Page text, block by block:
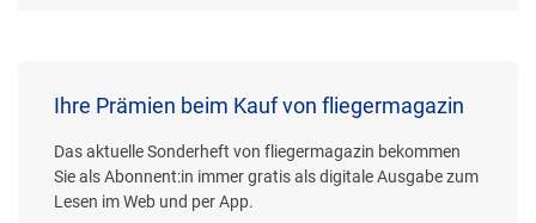
Ihre Prämien beim Kauf von fliegermagazin
Das aktuelle Sonderheft von fliegermagazin bekommen
Sie als Abonnent:in immer gratis als digitale Ausgabe zum
Lesen im Web und per App.